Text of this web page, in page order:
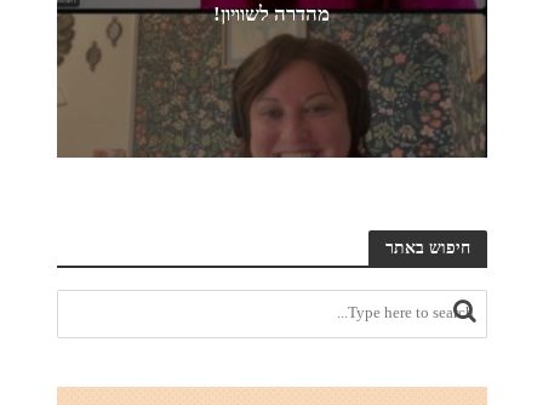
מהדרה לשוויון!
חיפוש באתר